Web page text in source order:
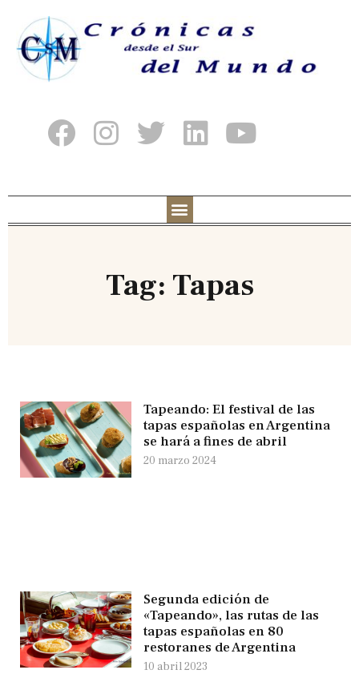
Tag: Tapas
Tapeando: El festival de las
tapas españolas en Argentina
se hará a fines de abril
20 marzo 2024
Segunda edición de
«Tapeando», las rutas de las
tapas españolas en 80
restoranes de Argentina
10 abril 2023